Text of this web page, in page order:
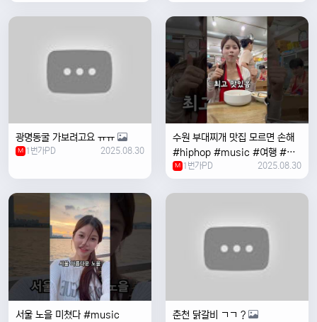
여행 #한국
광명동굴 가보려고요 ㅠㅠ
M 1번가PD 2025.08.30
수원 부대찌개 맛집 모르면 손해
#hiphop #music #여행 #맛
집 #수원 #한국여행 #베트남여
자 #혼자여행
M 1번가PD 2025.08.30
서울 노을 미쳤다 #music 춘천 닭갈비 ㄱㄱ ?